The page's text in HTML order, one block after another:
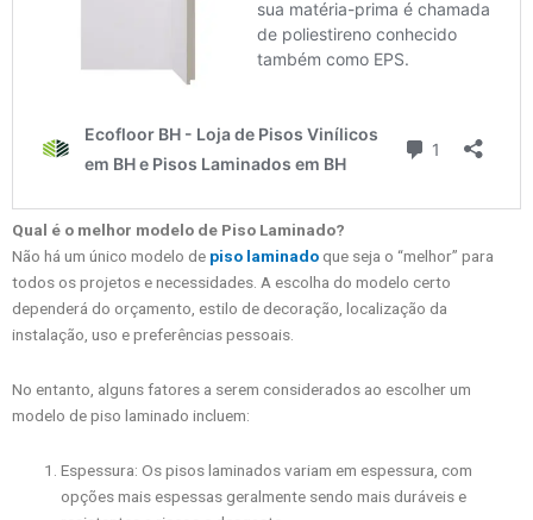
Qual é o melhor modelo de Piso Laminado?
Não há um único modelo de piso laminadoque seja o “melhor” para
todos os projetos e necessidades. A escolha do modelo certo
dependerá do orçamento, estilo de decoração, localização da
instalação, uso e preferências pessoais.
No entanto, alguns fatores a serem considerados ao escolher um
modelo de piso laminado incluem:
Espessura: Os pisos laminados variam em espessura, com
opções mais espessas geralmente sendo mais duráveis e